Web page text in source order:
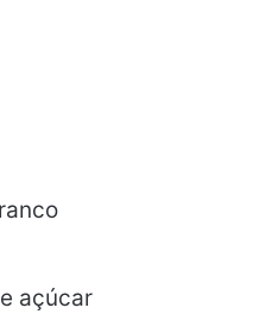
açúcar